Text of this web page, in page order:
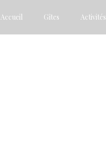
Accueil Gîtes Activités